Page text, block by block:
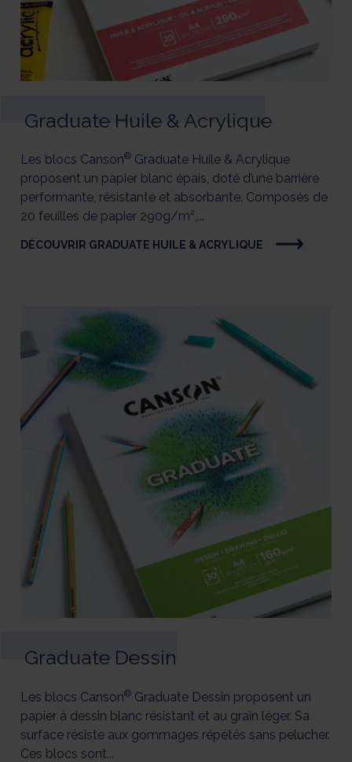
Graduate Huile & Acrylique
Les blocs Canson® Graduate Huile & Acrylique
proposent un papier blanc épais, doté d’une barrière
performante, résistante et absorbante. Composés de
20 feuilles de papier 290g/m²,...
DÉCOUVRIR GRADUATE HUILE & ACRYLIQUE
Graduate Dessin
Les blocs Canson® Graduate Dessin proposent un
papier à dessin blanc résistant et au grain léger. Sa
surface résiste aux gommages répétés sans pelucher.
Ces blocs sont...